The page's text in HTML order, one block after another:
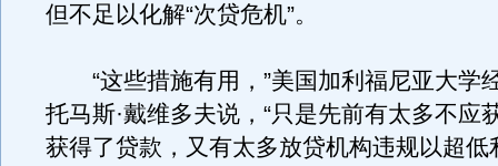
但不足以化解“次贷危机”。
“这些措施有用，”美国加利福尼亚大学
托马斯·戴维多夫说，“只是先前有太多不应
获得了贷款，又有太多放贷机构违规以超低